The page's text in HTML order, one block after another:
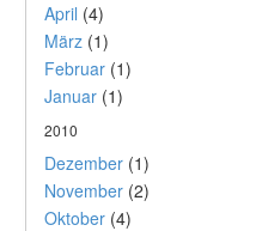
April (4)
März (1)
Februar (1)
Januar (1)
2010
Dezember (1)
November (2)
Oktober (4)